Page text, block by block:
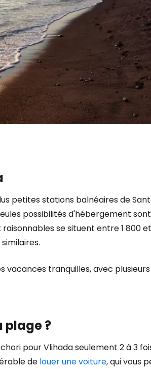
petites stations balnéaires de
possibilités d'hébergement
raisonnables se situent entre 1 800
vacances tranquilles, avec
plage ?
pour Vlihada seulement 2 à 3
de louer une voiture, qui vous
mondiale des voyageurs
Continuer avec
Continuer avec